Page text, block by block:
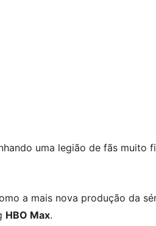
uma legião de fãs muito
a mais nova produção da
HBO Max.